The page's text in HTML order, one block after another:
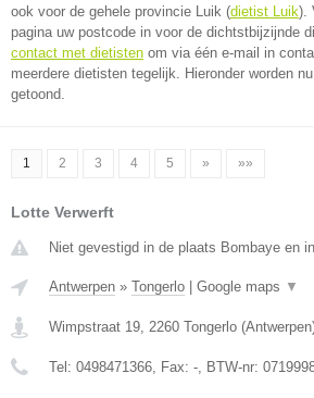
ook voor de gehele provincie Luik (dietist Luik).
pagina uw postcode in voor de dichtstbijzijnde
contact met dietisten om via één e-mail in
meerdere dietisten tegelijk. Hieronder worden
getoond.
1 2 3 4 5 » »»
Lotte Verwerft
Niet gevestigd in de plaats Bombaye en
Antwerpen » Tongerlo Google maps ▼
Wimpstraat 19, 2260 Tongerlo (Antwerpen
Tel: 0498471366, Fax: -, BTW-nr: